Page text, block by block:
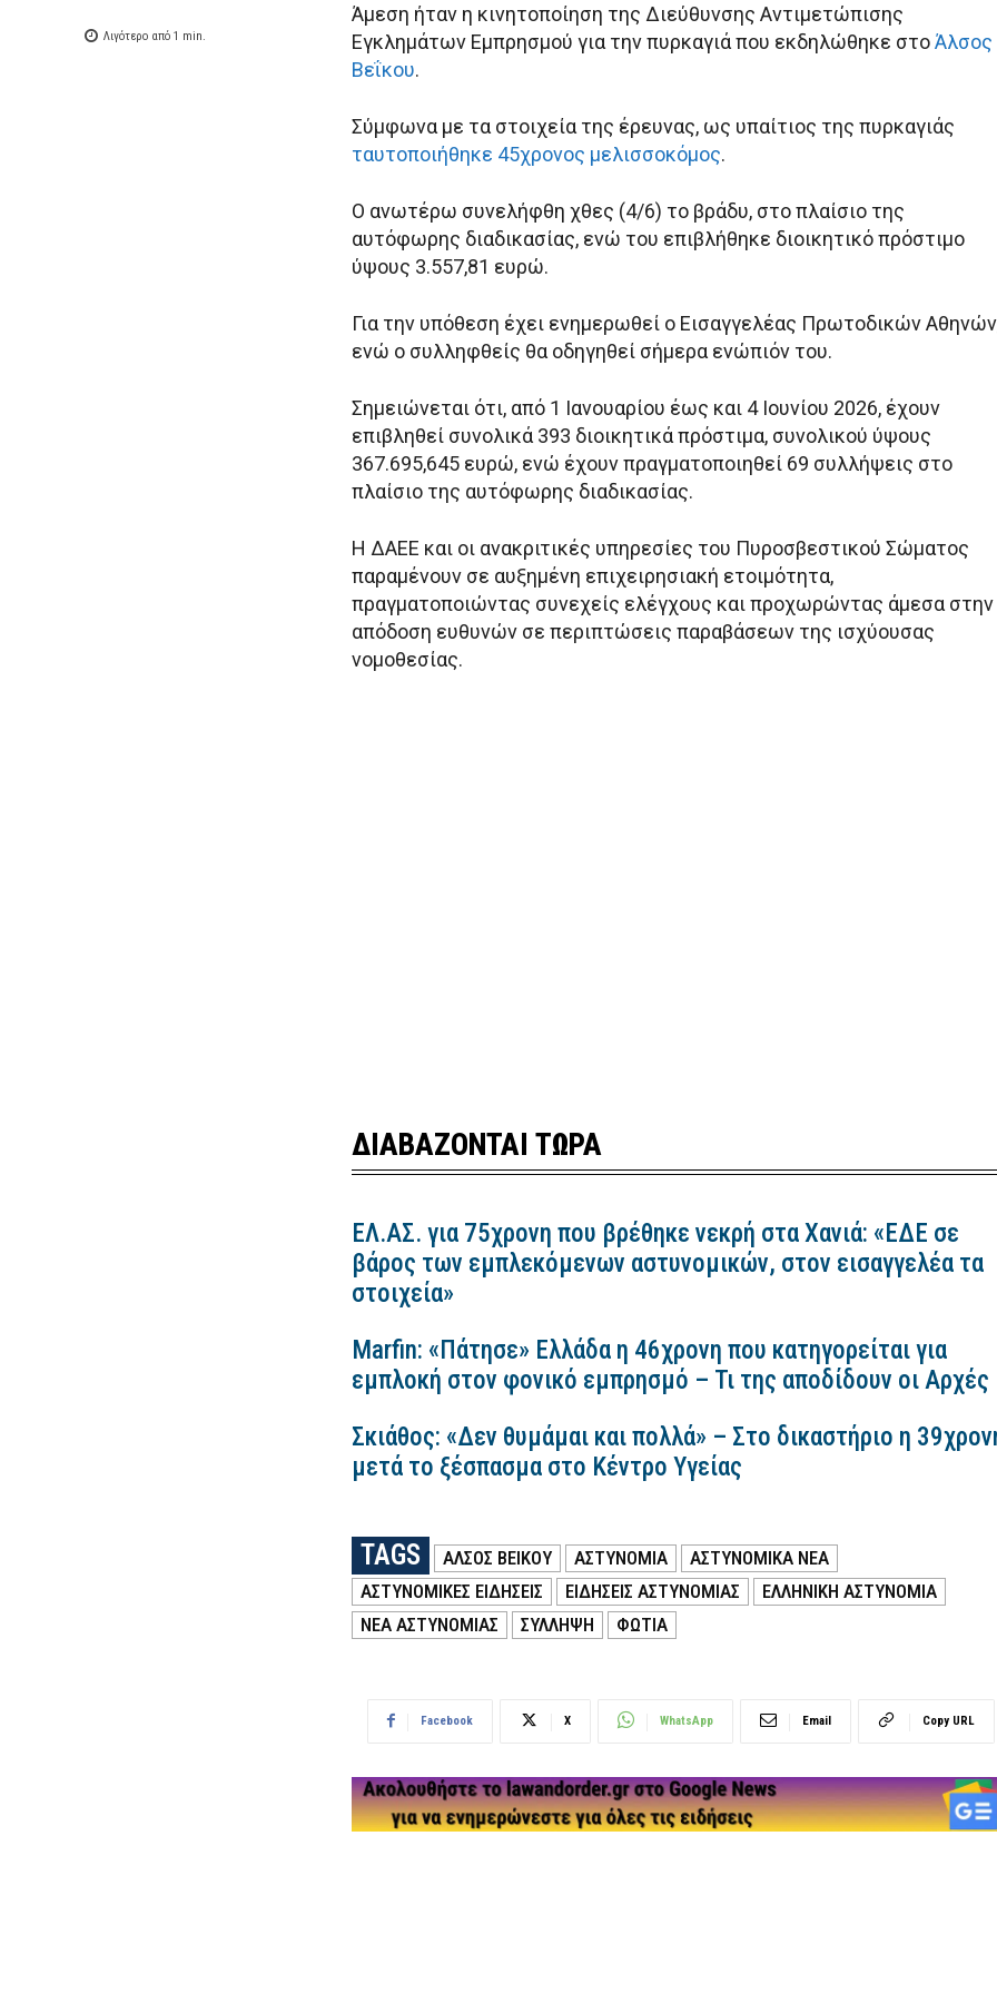
Λιγότερο από 1 min.
Άμεση ήταν η κινητοποίηση της Διεύθυνσης Αντιμετώπισης
Εγκλημάτων Εμπρησμού για την πυρκαγιά που εκδηλώθηκε στοΆλσος
Βεΐκου.
Σύμφωνα με τα στοιχεία της έρευνας, ως υπαίτιος της πυρκαγιάς
ταυτοποιήθηκε 45χρονος μελισσοκόμος.
Ο ανωτέρω συνελήφθη χθες (4/6) το βράδυ, στο πλαίσιο της
αυτόφωρης διαδικασίας, ενώ του επιβλήθηκε διοικητικό πρόστιμο
ύψους 3.557,81 ευρώ.
Για την υπόθεση έχει ενημερωθεί ο Εισαγγελέας Πρωτοδικών
ενώ ο συλληφθείς θα οδηγηθεί σήμερα ενώπιόν του.
Σημειώνεται ότι, από 1 Ιανουαρίου έως και 4 Ιουνίου 2026, έχουν
επιβληθεί συνολικά 393 διοικητικά πρόστιμα, συνολικού ύψους
367.695,645 ευρώ, ενώ έχουν πραγματοποιηθεί 69 συλλήψεις στο
πλαίσιο της αυτόφωρης διαδικασίας.
Η ΔΑΕΕ και οι ανακριτικές υπηρεσίες του Πυροσβεστικού Σώματος
παραμένουν σε αυξημένη επιχειρησιακή ετοιμότητα,
πραγματοποιώντας συνεχείς ελέγχους και προχωρώντας άμεσα στην
απόδοση ευθυνών σε περιπτώσεις παραβάσεων της ισχύουσας
νομοθεσίας.
ΔΙΑΒΑΖΟΝΤΑΙ ΤΩΡΑ
ΕΛ.ΑΣ. για 75χρονη που βρέθηκε νεκρή στα Χανιά: «ΕΔΕ σε
βάρος των εμπλεκόμενων αστυνομικών, στον εισαγγελέα τα
στοιχεία»
Marfin: «Πάτησε» Ελλάδα η 46χρονη που κατηγορείται για
εμπλοκή στον φονικό εμπρησμό – Τι της αποδίδουν οι Αρχές
Σκιάθος: «Δεν θυμάμαι και πολλά» – Στο δικαστήριο η
μετά το ξέσπασμα στο Κέντρο Υγείας
TAGS ΑΛΣΟΣ ΒΕΙΚΟΥ ΑΣΤΥΝΟΜΙΑ
ΑΣΤΥΝΟΜΙΚΑ ΝΕΑ
ΑΣΤΥΝΟΜΙΚΕΣ ΕΙΔΗΣΕΙΣ
ΕΙΔΗΣΕΙΣ ΑΣΤΥΝΟΜΙΑΣ
ΕΛΛΗΝΙΚΗ ΑΣΤΥΝΟΜΙΑ
ΝΕΑ ΑΣΤΥΝΟΜΙΑΣ
ΣΥΛΛΗΨΗ ΦΩΤΙΑ
Facebook X WhatsApp Email Copy URL